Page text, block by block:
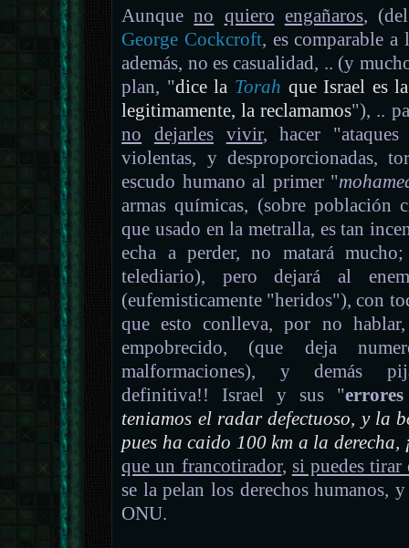
Aunqueno quiero engañaros,
George Cockcroft, es comparable
además, no es casualidad, .. (y
plan, "dice la Torah que Israel es
legitimamente, la reclamamos"), ..
no
dejarles vivir, hacer "ataques
violentas, y desproporcionadas,
escudo humano al primer "
armas químicas, (sobre
que usado en la metralla, es tan
echa a perder, no matará
telediario), pero dejará al
(eufemisticamente "heridos"), con
que esto conlleva, por no
empobrecido, (que deja
malformaciones), y demás
definitiva!! Israel y sus "
teniamos el radar defectuoso, y la
pues ha caido 100 km a la derecha,
que un francotirador, si puedes
se la pelan los derechos humanos,
ONU.